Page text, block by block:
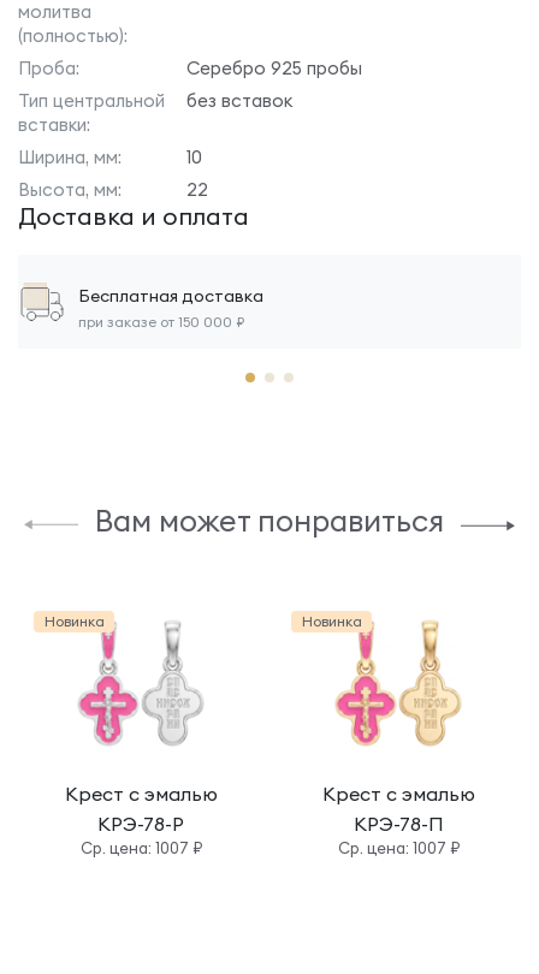
молитва
(полностью):
Проба:
Серебро 925 пробы
Тип центральной
вставки:
без вставок
Ширина, мм:
10
Высота, мм:
22
Доставка и оплата
Бесплатная доставка
при заказе от 150 000 ₽
Вам может понравиться
Новинка
Крест с эмалью
КРЭ-78-Р
Cр. цена: 1007 ₽
Новинка
Крест с эмалью
КРЭ-78-П
Cр. цена: 1007 ₽